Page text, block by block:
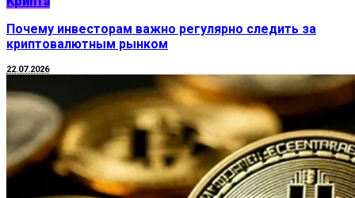
Почему инвесторам важно регулярно следить за
криптовалютным рынком
22.07.2026